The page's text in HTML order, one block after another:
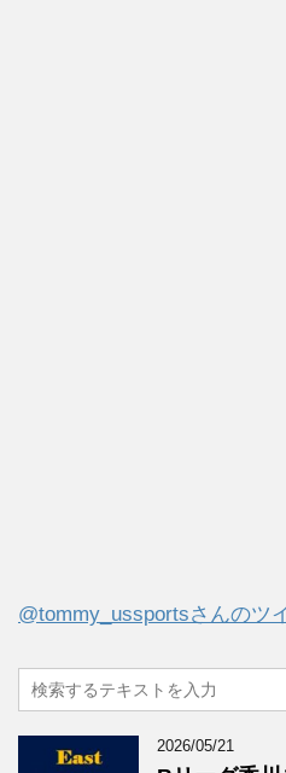
@tommy_ussportsさんのツ
2026/05/21